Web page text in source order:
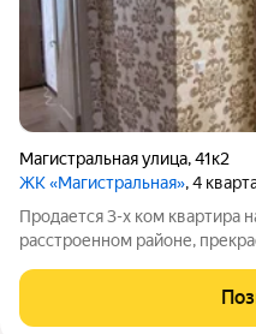
Магистральная улица,41к2
ЖК «Магистральная», 4
Продается 3-х ком квартира
расстроенном районе,
Квартира не угловая,
стороны. Квартира с